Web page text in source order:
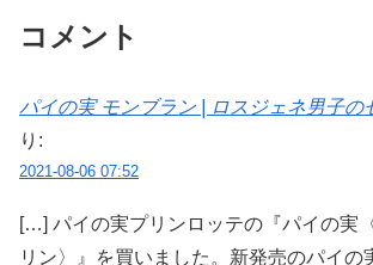
コメント
パイの実 モンブラン | ロスジェネ男子の
り:
2021-08-06 07:52
[…] パイの実プリンロッテの『パイの実
リン〉』を買いました。新発売のパイの